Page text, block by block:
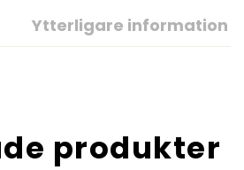
Ytterligare information
produkter